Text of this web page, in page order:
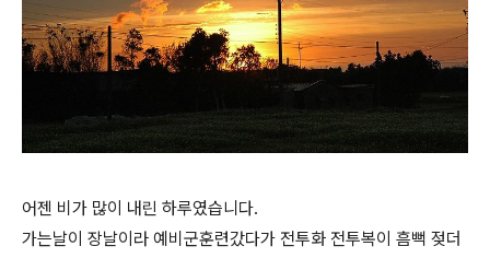
어젠 비가 많이 내린 하루였습니다.
가는날이 장날이라 예비군훈련갔다가 전투화 전투복이 흠뻑 젖더